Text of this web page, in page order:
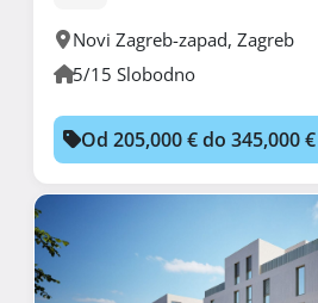
Novi Zagreb-zapad, Zagreb
5/15 Slobodno
Od 205,000 € do 345,000 €